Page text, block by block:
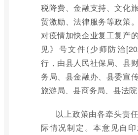
税降费、金融支持、文化
贸激励、法律服务等政策
对疫情加快企业复工复产
见》号文件(少师防治
行，由县人民社保局、县
务局、县金融办、县委宣
旅游局、县商务局、县法院
以上政策由各牵头责
际情况制定。本意见自